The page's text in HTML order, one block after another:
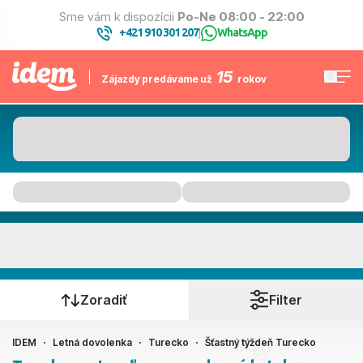
Sme vám k dispozícii Po-Ne 08:00 - 22:00
+421 910 301 207| WhatsApp
Zájazdy predávame už 15 rokov
Kedy cestujete?
Ako cestujete?
Zoradiť Filter
IDEM Letná dovolenka Turecko Šťastný týždeň Turecko